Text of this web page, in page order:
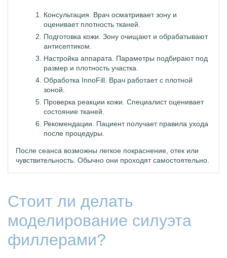
Консультация. Врач осматривает зону и
оценивает плотность тканей.
Подготовка кожи. Зону очищают и обрабатывают
антисептиком.
Настройка аппарата. Параметры подбирают под
размер и плотность участка.
Обработка InnoFill. Врач работает с плотной
зоной.
Проверка реакции кожи. Специалист оценивает
состояние тканей.
Рекомендации. Пациент получает правила ухода
после процедуры.
После сеанса возможны легкое покраснение, отек или
чувствительность. Обычно они проходят самостоятельно.
Стоит ли делать
моделирование силуэта
филлерами?